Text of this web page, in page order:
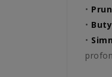
•
•
•